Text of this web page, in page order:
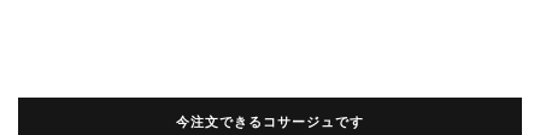
今注文できるコサージュです